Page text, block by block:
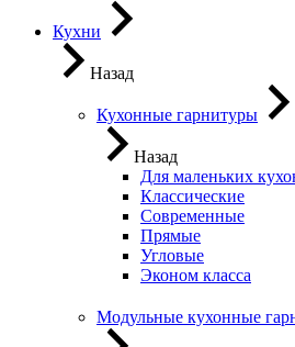
Кухни
Назад
Кухонные гарнитуры
Назад
Для маленьких
Классические
Современные
Прямые
Угловые
Эконом класса
Модульные кухонные